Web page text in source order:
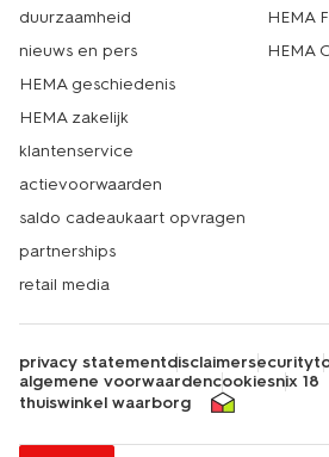
duurzaamheid
nieuws en pers
HEMA geschiedenis
HEMA zakelijk
klantenservice
actievoorwaarden
saldo cadeaukaart opvragen
partnerships
retail media
HEMA
HEMA
privacy statementdisclaimersecurity
algemene voorwaardencookiesnix 18
thuiswinkel waarborg